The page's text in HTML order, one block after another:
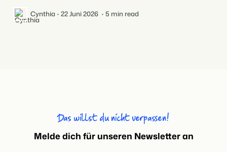
Cynthia 22 Juni 2026 5 min read
Das willst du nicht verpassen!
Melde dich für unseren Newsletter an